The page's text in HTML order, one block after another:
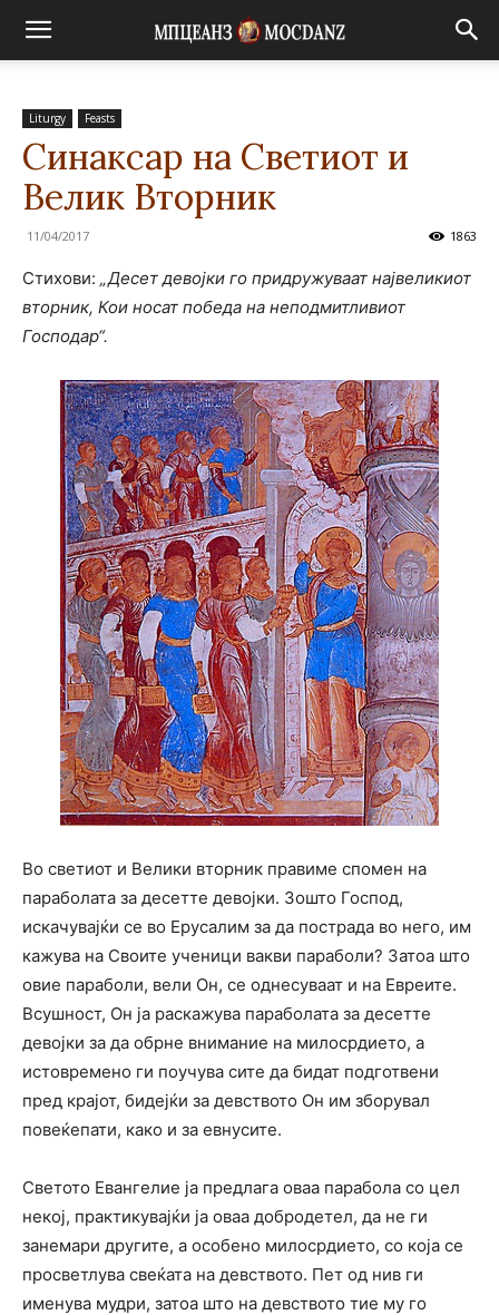
Liturgy Feasts
Синаксар на Светиот и
Велик Вторник
11/04/2017 1863
Стихови: „Десет девојки го придружуваат највеликиот
вторник, Кои носат победа на неподмитливиот
Господар“.
Во светиот и Велики вторник правиме спомен на
параболата за десетте девојки. Зошто Господ,
искачувајќи се во Ерусалим за да пострада во него, им
кажува на Своите ученици вакви параболи? Затоа што
овие параболи, вели Он, се однесуваат и на Евреите.
Всушност, Он ја раскажува параболата за десетте
девојки за да обрне внимание на милосрдието, а
истовремено ги поучува сите да бидат подготвени
пред крајот, бидејќи за девството Он им зборувал
повеќепати, како и за евнусите.
Светото Евангелие ја предлага оваа парабола со цел
некој, практикувајќи ја оваа добродетел, да не ги
занемари другите, а особено милосрдието, со која се
просветлува свеќата на девството. Пет од нив ги
именува мудри, затоа што на девството тие му го